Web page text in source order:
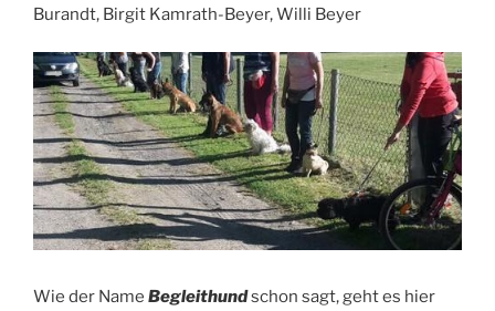
Burandt, Birgit Kamrath-Beyer, Willi Beyer
Wie der Name Begleithundschon sagt, geht es hier